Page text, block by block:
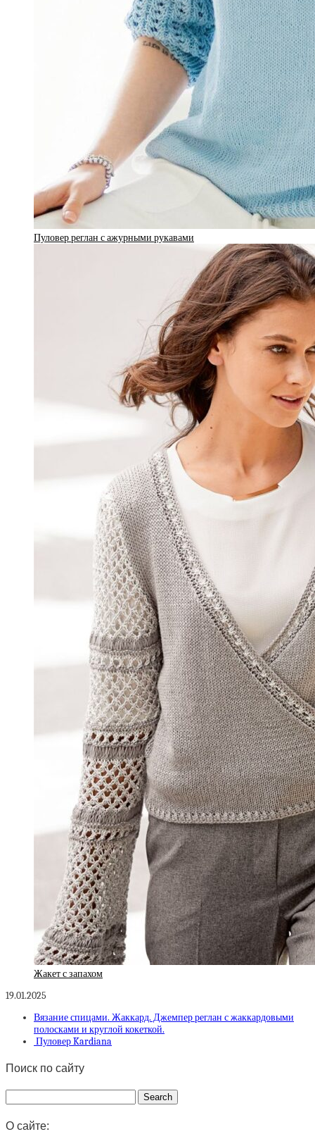
Пуловер реглан с ажурными рукавами
Жакет с запахом
19.01.2025
Вязание спицами. Жаккард. Джемпер реглан с жаккардовыми
полосками и круглой кокеткой.
Пуловер Kardiana
Поиск по сайту
О сайте: